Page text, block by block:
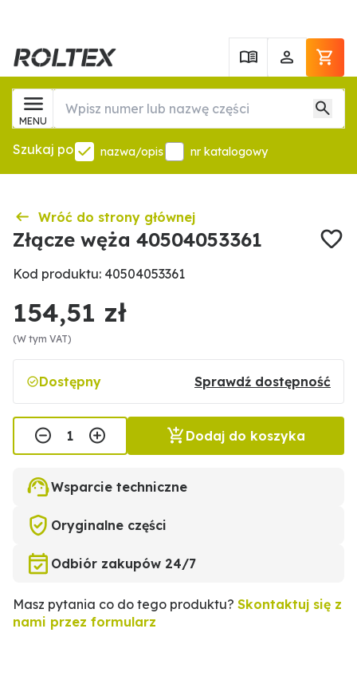
MENU
Szukaj po nazwa/opis nr katalogowy
Wróć do strony głównej
Złącze węża 40504053361
Kod produktu: 40504053361
154,51 zł
(W tym VAT)
Dostępny Sprawdź dostępność
Dodaj do koszyka
Wsparcie techniczne
Oryginalne części
Odbiór zakupów 24/7
Masz pytania co do tego produktu? Skontaktuj się z
nami przez formularz